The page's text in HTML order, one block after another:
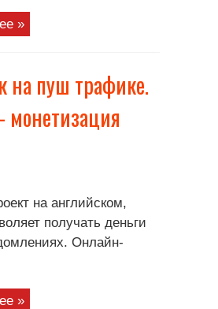
»
на пуш трафике.
на английском,
получать деньги
Онлайн-
»